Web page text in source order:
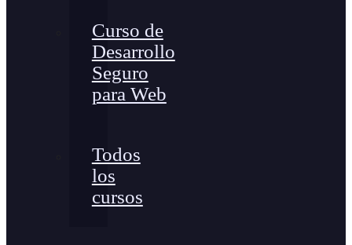
Curso de
Desarrollo
Seguro
para Web
Todos
los
cursos